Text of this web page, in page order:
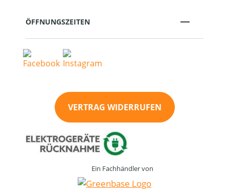
ÖFFNUNGSZEITEN
VERTRAG WIDERRUFEN
Ein Fachhändler von